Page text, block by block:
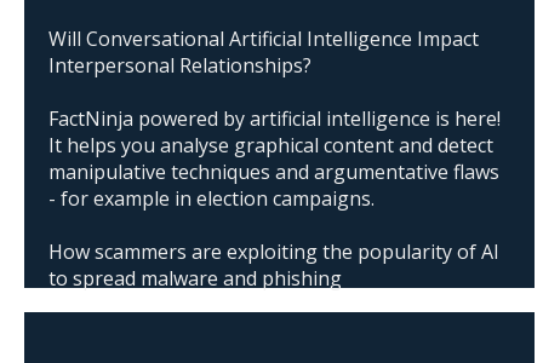
Will Conversational Artificial Intelligence Impact
Interpersonal Relationships?
FactNinja powered by artificial intelligence is here!
It helps you analyse graphical content and detect
manipulative techniques and argumentative flaws
- for example in election campaigns.
How scammers are exploiting the popularity of AI
to spread malware and phishing